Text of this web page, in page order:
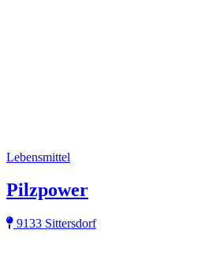
Lebensmittel
Pilzpower
9133 Sittersdorf